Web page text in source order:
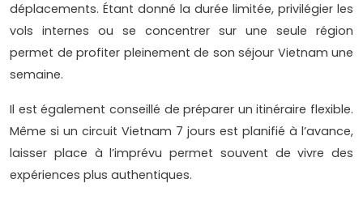
déplacements. Étant donné la durée limitée, privilégier les
vols internes ou se concentrer sur une seule région
permet de profiter pleinement de son séjour Vietnam une
semaine.
Il est également conseillé de préparer un itinéraire flexible.
Même si un circuit Vietnam 7 jours est planifié à l’avance,
laisser place à l’imprévu permet souvent de vivre des
expériences plus authentiques.